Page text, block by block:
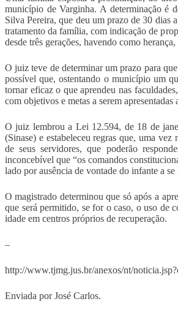
município de Varginha. A determinação é
Silva Pereira, que deu um prazo de 30 dias
tratamento da família, com indicação de
desde três gerações, havendo como
O juiz teve de determinar um prazo para
possível que, ostentando o município um
tornar eficaz o que aprendeu nas
com objetivos e metas a serem
O juiz lembrou a Lei 12.594, de 18 de
(Sinase) e estabeleceu regras que, uma
de seus servidores, que poderão
inconcebível que “os comandos
lado por ausência de vontade do infante a se
O magistrado determinou que só após a
que será permitido, se for o caso, o uso de
idade em centros próprios de recuperação.
–
http://www.tjmg.jus.br/anexos/nt/
Enviada por José Carlos.